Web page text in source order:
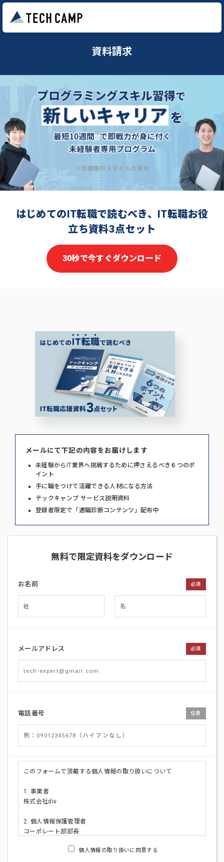
資料請求
※短期集中スタイルの場合
はじめてのIT転職で読むべき、IT転職お役
立ち資料3点セット
30秒で今すぐダウンロード
メールにて下記の内容をお届けします
未経験からIT業界へ挑戦するために押さえるべき６つのポ
イント
手に職をつけて活躍できる人材になる方法
テックキャンプ サービス説明資料
登録者限定で「適職診断コンテンツ」配布中
無料で限定資料をダウンロード
お名前 必須
メールアドレス 必須
電話番号 任意
このフォームで頂戴する個人情報の取り扱いについて
1. 事業者
株式会社div
2. 個人情報保護管理者
コーポレート部部長
個人情報の取り扱いに同意する